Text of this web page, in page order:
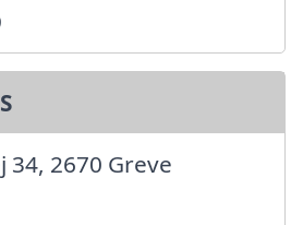
2670 Greve